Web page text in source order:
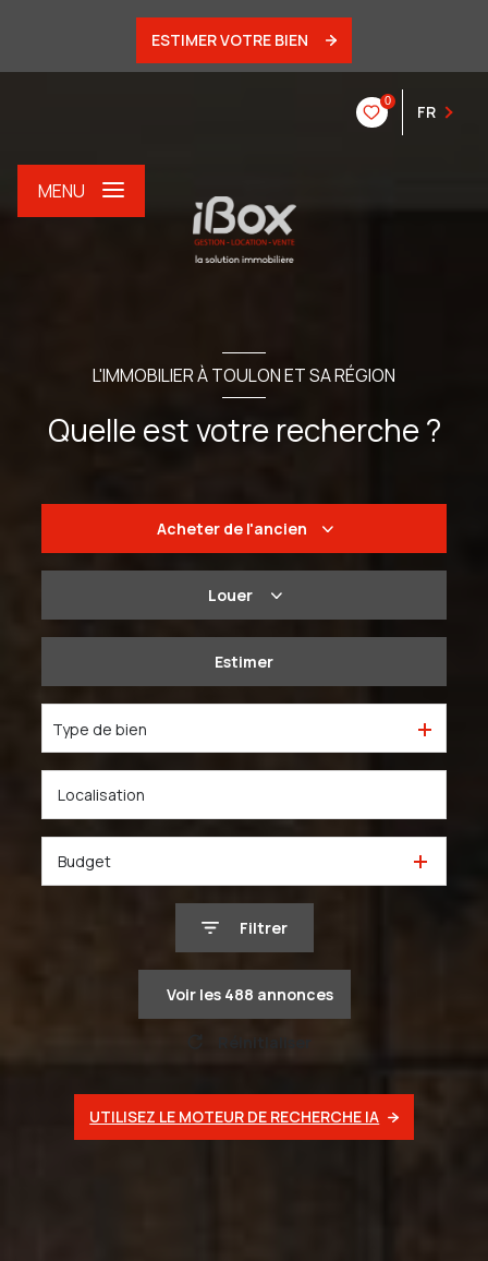
ESTIMER VOTRE BIEN
0
FR
MENU
L'IMMOBILIER À TOULON ET SA RÉGION
Quelle est votre recherche ?
Acheter de l'ancien
Du neuf
Louer
De l'immo pro
Estimer
Type de bien
Budget
Filtrer
Voir les 488 annonces
UTILISEZ LE MOTEUR DE RECHERCHE IA